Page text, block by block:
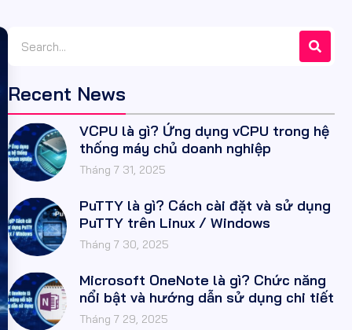
Recent News
VCPU là gì? Ứng dụng vCPU trong hệ
thống máy chủ doanh nghiệp
Tháng 7 31, 2025
PuTTY là gì? Cách cài đặt và sử dụng
PuTTY trên Linux / Windows
Tháng 7 30, 2025
Microsoft OneNote là gì? Chức năng
nổi bật và hướng dẫn sử dụng chi tiết
Tháng 7 29, 2025